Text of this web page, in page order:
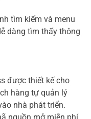
tìm kiếm và menu
dàng tìm thấy thông
được thiết kế cho
hàng tự quản lý
nhà phát triển.
nguồn mở miễn phí,